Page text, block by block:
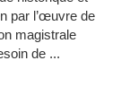
par l’œuvre de
magistrale
de ...